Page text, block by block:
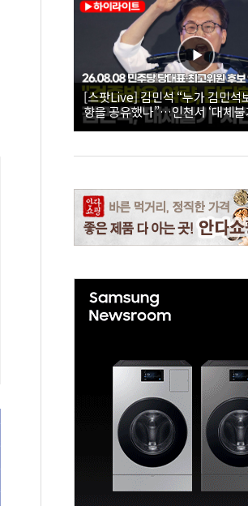
[스팟Live] 김민석 “누가 김민석
향을 공유했나”…인천서 ‘대체불
26.08.08 더불어민주당 당대표·최